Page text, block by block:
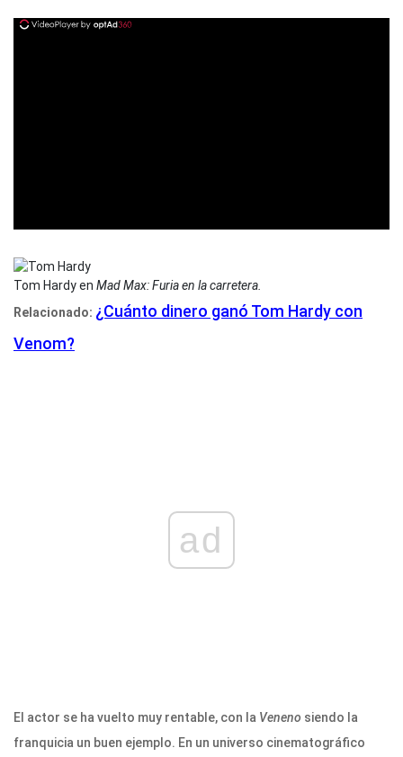
Tom Hardy en Mad Max: Furia en la carretera.
Relacionado: ¿Cuánto dinero ganó Tom Hardy con
Venom?
ad
El actor se ha vuelto muy rentable, con la Veneno siendo la
franquicia un buen ejemplo. En un universo cinematográfico